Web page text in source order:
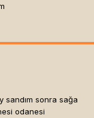
sandım sonra sağa
odanesi